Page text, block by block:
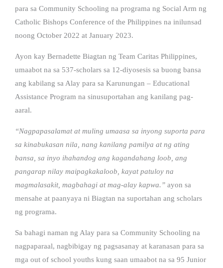
para sa Community Schooling na programa ng Social Arm ng
Catholic Bishops Conference of the Philippines na inilunsad
noong October 2022 at January 2023.
Ayon kay Bernadette Biagtan ng Team Caritas Philippines,
umaabot na sa 537-scholars sa 12-diyosesis sa buong bansa
ang kabilang sa Alay para sa Karunungan – Educational
Assistance Program na sinusuportahan ang kanilang pag-
aaral.
“Nagpapasalamat at muling umaasa sa inyong suporta para
sa kinabukasan nila, nang kanilang pamilya at ng ating
bansa, sa inyo ihahandog ang kagandahang loob, ang
pangarap nilay maipagkakaloob, kayat patuloy na
magmalasakit, magbahagi at mag-alay kapwa.” ayon sa
mensahe at paanyaya ni Biagtan na suportahan ang scholars
ng programa.
Sa bahagi naman ng Alay para sa Community Schooling na
nagpaparaal, nagbibigay ng pagsasanay at karanasan para sa
mga out of school youths kung saan umaabot na sa 95 Junior